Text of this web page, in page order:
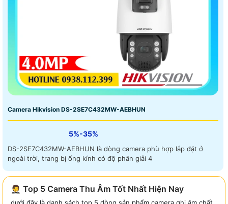
Camera Hikvision DS-2SE7C432MW-AEBHUN
5%-35%
DS-2SE7C432MW-AEBHUN là dòng camera phù hợp lắp đặt ở
ngoài trời, trang bị ống kính có độ phân giải 4
🤵 Top 5 Camera Thu Âm Tốt Nhất Hiện Nay